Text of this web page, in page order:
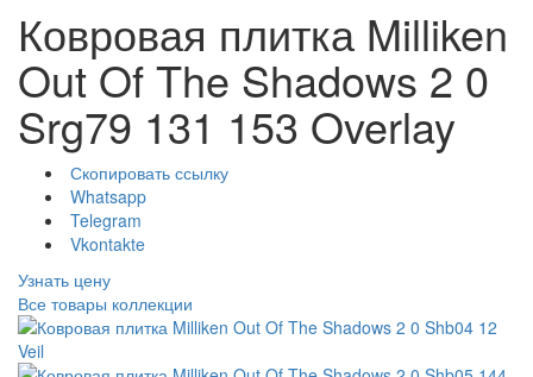
Ковровая плитка Milliken
Out Of The Shadows 2 0
Srg79 131 153 Overlay
Скопировать ссылку
Whatsapp
Telegram
Vkontakte
Узнать цену
Все товары коллекции